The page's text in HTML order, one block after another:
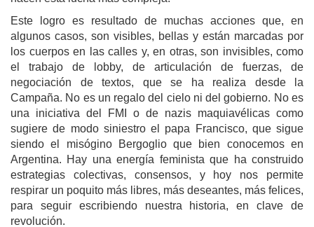
Este logro es resultado de muchas acciones que, en
algunos casos, son visibles, bellas y están marcadas por
los cuerpos en las calles y, en otras, son invisibles, como
el trabajo de lobby, de articulación de fuerzas, de
negociación de textos, que se ha realiza desde la
Campaña. No es un regalo del cielo ni del gobierno. No es
una iniciativa del FMI o de nazis maquiavélicas como
sugiere de modo siniestro el papa Francisco, que sigue
siendo el misógino Bergoglio que bien conocemos en
Argentina. Hay una energía feminista que ha construido
estrategias colectivas, consensos, y hoy nos permite
respirar un poquito más libres, más deseantes, más felices,
para seguir escribiendo nuestra historia, en clave de
revolución.